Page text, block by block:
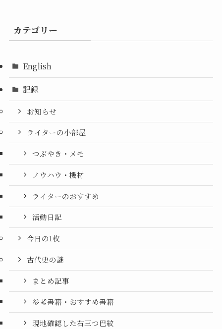
カテゴリー
English
記録
お知らせ
ライターの小部屋
つぶやき・メモ
ノウハウ・機材
ライターのおすすめ
活動日記
今日の1枚
古代史の謎
まとめ記事
参考書籍・おすすめ書籍
現地確認した右三つ巴紋